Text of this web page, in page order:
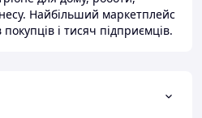
Найбільший маркетплейс
і тисяч підприємців.